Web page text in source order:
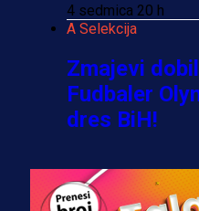
4 sedmica 20 h
A Selekcija
Zmajevi
Fudbaler
dres BiH!
Premijer liga BiH